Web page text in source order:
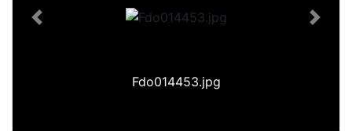
Fdo014453.jpg
Previous Next